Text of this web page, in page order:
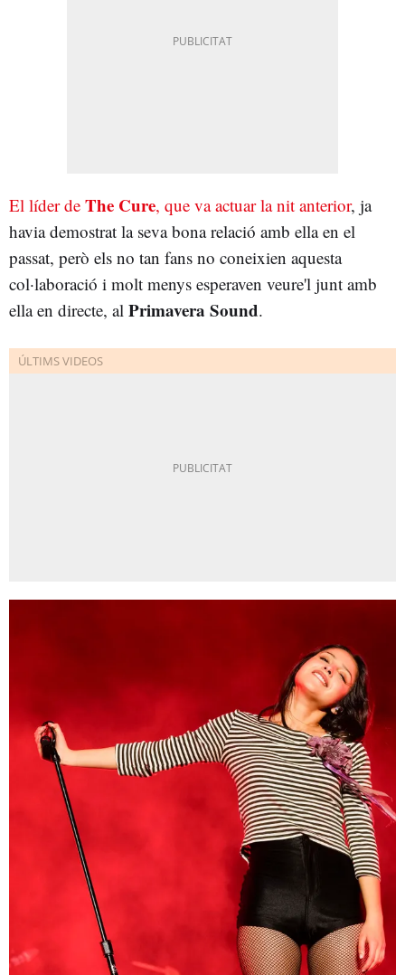
El líder de The Cure, que va actuar la nit anterior, ja
havia demostrat la seva bona relació amb ella en el
passat, però els no tan fans no coneixien aquesta
col·laboració i molt menys esperaven veure'l junt amb
ella en directe, al Primavera Sound.